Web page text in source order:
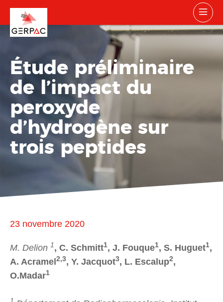
Étude préliminaire
de l’impact du
peroxyde
d’hydrogène sur
trois peptides
23 novembre 2020
M. Delion 1 , C. Schmitt1, J. Fouque1, S. Huguet1,
A. Acramel2,3, Y. Jacquot3, L. Escalup2,
O.Madar1